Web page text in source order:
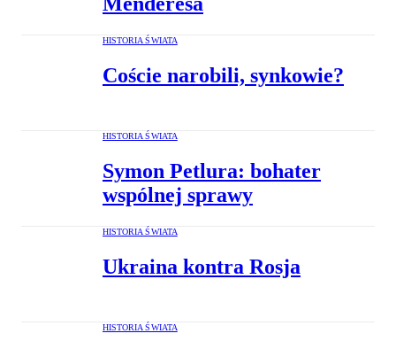
HISTORIA ŚWIATA
Coście narobili, synkowie?
HISTORIA ŚWIATA
Symon Petlura: bohater
wspólnej sprawy
HISTORIA ŚWIATA
Ukraina kontra Rosja
HISTORIA ŚWIATA